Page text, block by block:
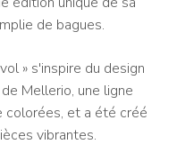
de bagues.
» s'inspire du design
Mellerio, une ligne
colorées, et a été créé
vibrantes.